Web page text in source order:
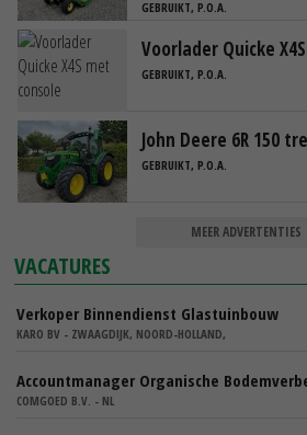
GEBRUIKT, P.O.A.
Voorlader Quicke
GEBRUIKT, P.O.A.
John Deere 6R 150
GEBRUIKT, P.O.A.
MEER ADVERTENTIES
VACATURES
Verkoper Binnendienst Glastuinbouw
KARO BV - ZWAAGDIJK, NOORD-HOLLAND,
Accountmanager Organische
COMGOED B.V. - NL